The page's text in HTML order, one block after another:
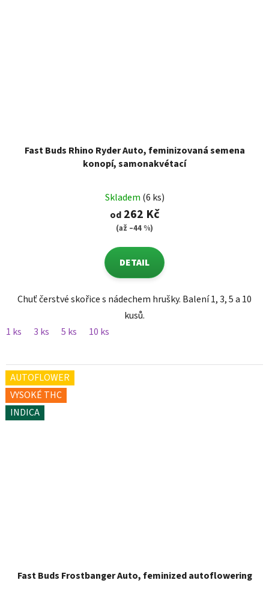
Fast Buds Rhino Ryder Auto, feminizovaná semena
konopí, samonakvétací
Skladem (6 ks)
od262 Kč
(až –44 %)
DETAIL
Chuť čerstvé skořice s nádechem hrušky. Balení 1, 3, 5 a 10
kusů.
1 ks
3 ks 5 ks 10 ks
AUTOFLOWER
VYSOKÉ THC
INDICA
Fast Buds Frostbanger Auto, feminized autoflowering